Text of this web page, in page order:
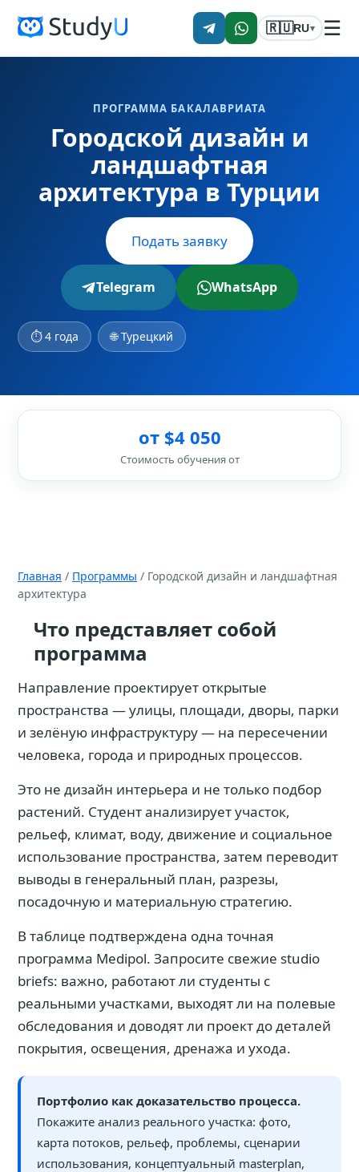
🇷🇺RU▾ ☰
ПРОГРАММА БАКАЛАВРИАТА
Городской дизайн и
ландшафтная
архитектура в Турции
Подать заявку
Telegram WhatsApp
⏱ 4 года 🌐 Турецкий
от $4 050
Стоимость обучения от
Главная / Программы / Городской дизайн и ландшафтная
архитектура
Что представляет собой
программа
Направление проектирует открытые
пространства — улицы, площади, дворы, парки
и зелёную инфраструктуру — на пересечении
человека, города и природных процессов.
Это не дизайн интерьера и не только подбор
растений. Студент анализирует участок,
рельеф, климат, воду, движение и социальное
использование пространства, затем переводит
выводы в генеральный план, разрезы,
посадочную и материальную стратегию.
В таблице подтверждена одна точная
программа Medipol. Запросите свежие studio
briefs: важно, работают ли студенты с
реальными участками, выходят ли на полевые
обследования и доводят ли проект до деталей
покрытия, освещения, дренажа и ухода.
Портфолио как доказательство процесса.
Покажите анализ реального участка: фото,
карта потоков, рельеф, проблемы, сценарии
использования, концептуальный masterplan,